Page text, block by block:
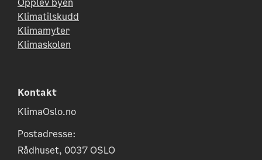
Opplev byen
Klimatilskudd
Klimamyter
Klimaskolen
Kontakt
KlimaOslo.no
Postadresse:
Rådhuset, 0037 OSLO